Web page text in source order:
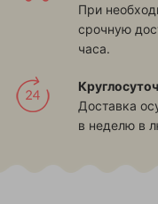
При
срочную
часа.
Доставка
в неделю в